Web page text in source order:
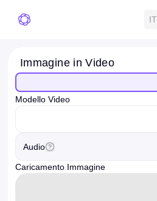
IT
Immagine in Video
Modello Video
Audio
Caricamento Immagine